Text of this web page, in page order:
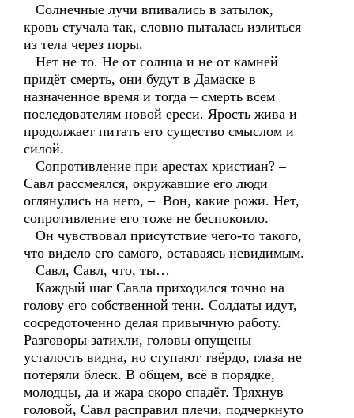
Солнечные лучи впивались в затылок,
кровь стучала так, словно пыталась излиться
из тела через поры.
Нет не то. Не от солнца и не от камней
придёт смерть, они будут в Дамаске в
назначенное время и тогда – смерть всем
последователям новой ереси. Ярость жива и
продолжает питать его существо смыслом и
силой.
Сопротивление при арестах христиан? –
Савл рассмеялся, окружавшие его люди
оглянулись на него, – Вон, какие рожи. Нет,
сопротивление его тоже не беспокоило.
Он чувствовал присутствие чего-то такого,
что видело его самого, оставаясь невидимым.
Савл, Савл, что, ты…
Каждый шаг Савла приходился точно на
голову его собственной тени. Солдаты идут,
сосредоточенно делая привычную работу.
Разговоры затихли, головы опущены –
усталость видна, но ступают твёрдо, глаза не
потеряли блеск. В общем, всё в порядке,
молодцы, да и жара скоро спадёт. Тряхнув
головой, Савл расправил плечи, подчеркнуто